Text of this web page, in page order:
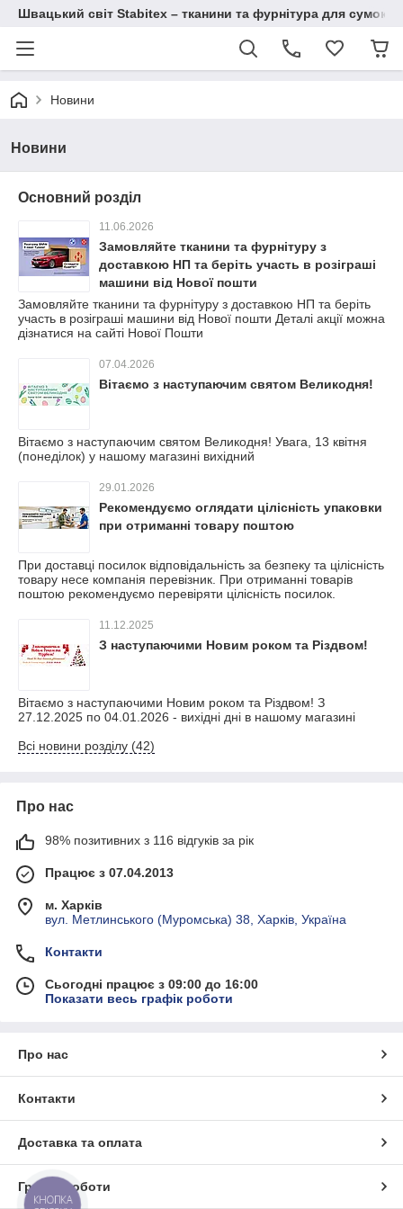
Швацький світ Stabitex – тканини та фурнітура для сумок і
Новини
Новини
Основний розділ
11.06.2026
Замовляйте тканини та фурнітуру з
доставкою НП та беріть участь в розіграші
машини від Нової пошти
Замовляйте тканини та фурнітуру з доставкою НП та беріть
участь в розіграші машини від Нової пошти Деталі акції можна
дізнатися на сайті Нової Пошти
07.04.2026
Вітаємо з наступаючим святом Великодня!
Вітаємо з наступаючим святом Великодня! Увага, 13 квітня
(понеділок) у нашому магазині вихідний
29.01.2026
Рекомендуємо оглядати цілісність упаковки
при отриманні товару поштою
При доставці посилок відповідальність за безпеку та цілісність
товару несе компанія перевізник. При отриманні товарів
поштою рекомендуємо перевіряти цілісність посилок.
11.12.2025
З наступаючими Новим роком та Різдвом!
Вітаємо з наступаючими Новим роком та Різдвом! З
27.12.2025 по 04.01.2026 - вихідні дні в нашому магазині
Всі новини розділу (42)
Про нас
98% позитивних з 116 відгуків за рік
Працює з 07.04.2013
м. Харків
вул. Метлинського (Муромська) 38, Харків, Україна
Контакти
Сьогодні працює з 09:00 до 16:00
Показати весь графік роботи
Про нас
Контакти
Доставка та оплата
Графік роботи
КНОПКА